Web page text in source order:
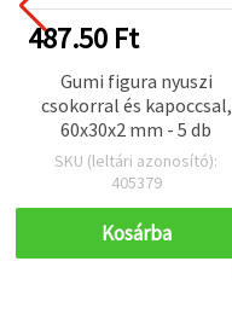
487.50 Ft
Gumi figura nyuszi
csokorral és kapoccsal,
60x30x2 mm - 5 db
SKU (leltári azonosító):
405379
Kosárba